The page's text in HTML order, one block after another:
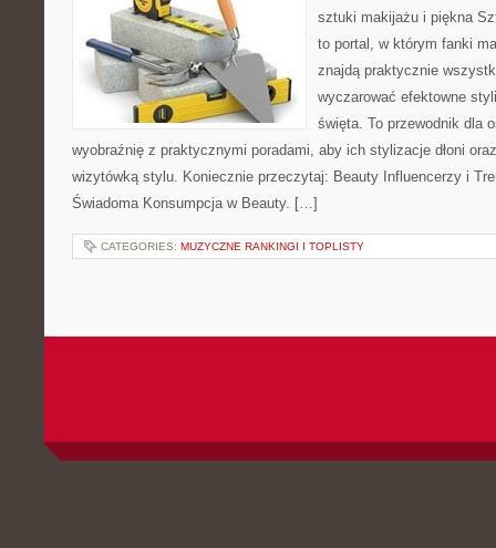
sztuki makijażu i piękna
to portal, w którym fanki
znajdą praktycznie
wyczarować efektowne
święta. To przewodnik dla
wyobraźnię z praktycznymi poradami, aby ich stylizacje dłoni
wizytówką stylu. Koniecznie przeczytaj: Beauty Influencerzy i
Świadoma Konsumpcja w Beauty. […]
CATEGORIES: MUZYCZNE RANKINGI I TOPLISTY